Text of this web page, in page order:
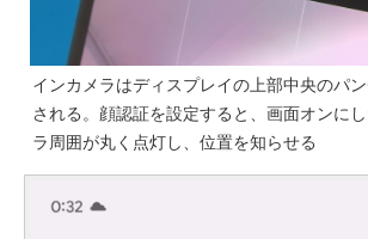
インカメラはディスプレイの上部中央のパ
される。顔認証を設定すると、画面オンに
ラ周囲が丸く点灯し、位置を知らせる